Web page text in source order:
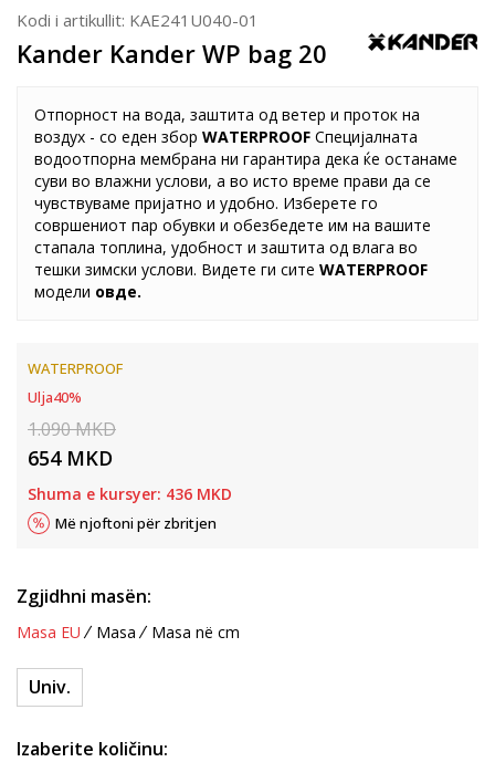
Kodi i artikullit: KAE241U040-01
Kander Kander WP bag 20
Отпорност на вода, заштита од ветер и проток на
воздух - со еден збор WATERPROOF Специјалната
водоотпорна мембрана ни гарантира дека ќе останаме
суви во влажни услови, а во исто време прави да се
чувствуваме пријатно и удобно. Изберете го
совршениот пар обувки и обезбедете им на вашите
стапала топлина, удобност и заштита од влага во
тешки зимски услови. Видете ги сите WATERPROOF
модели овде.
WATERPROOF
Ulja40%
1.090MKD
654 MKD
Shuma e kursyer: 436 MKD
Më njoftoni për zbritjen
Zgjidhni masën:
Masa EU Masa Masa në cm
Univ.
Izaberite količinu: